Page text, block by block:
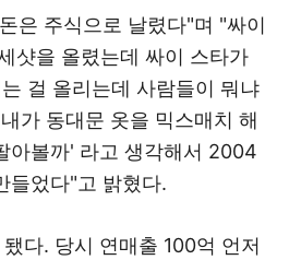
은 주식으로 날렸다"며 "싸이
샷을 올렸는데 싸이 스타가
걸 올리는데 사람들이 뭐냐
가 동대문 옷을 믹스매치 해
아볼까' 라고 생각해서 2004
들었다"고 밝혔다.
다. 당시 연매출 100억 언저